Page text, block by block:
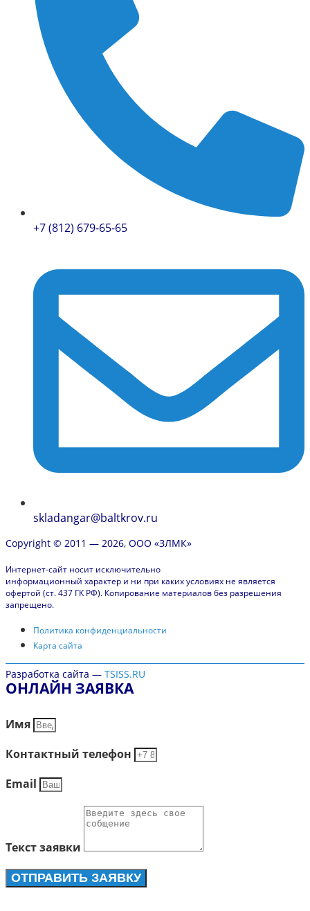
+7 (812) 679-65-65
skladangar@baltkrov.ru
Copyright © 2011 — 2026, ООО «ЗЛМК»
Интернет-сайт носит исключительно
информационный характер и ни при каких условиях не является
офертой (ст. 437 ГК РФ). Копирование материалов без разрешения
запрещено.
Политика конфиденциальности
Карта сайта
Разработка сайта — TSISS.RU
ОНЛАЙН ЗАЯВКА
Имя
Контактный телефон
Email
Текст заявки
ОТПРАВИТЬ ЗАЯВКУ